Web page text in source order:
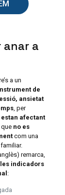
anar a
a un
de
ansietat
, per
afectant
no es
com una
remarca,
indicadors
: